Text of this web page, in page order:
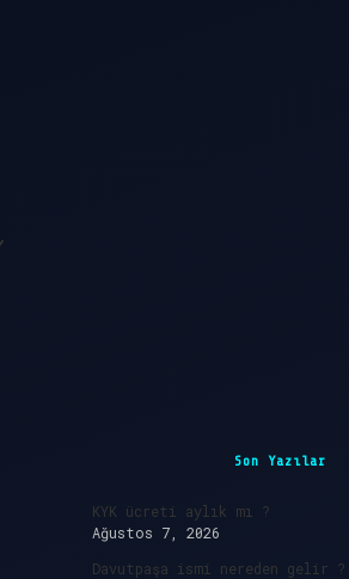
SidebarSon Yazılar
KYK ücreti aylık mı ?
Ağustos 7, 2026
Davutpaşa ismi nereden gelir ?